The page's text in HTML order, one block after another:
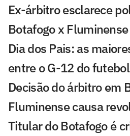
Ex-árbitro esclarece
Botafogo x Fluminense
Dia dos Pais: as
entre o G-12 do
Decisão do árbitro em
Fluminense causa
Titular do Botafogo é